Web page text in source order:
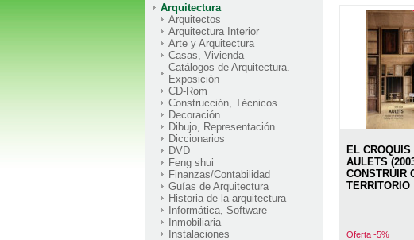
Arquitectura
Arquitectos
Arquitectura Interior
Arte y Arquitectura
Casas, Vivienda
Catálogos de Arquitectura.
Exposición
CD-Rom
Construcción, Técnicos
Decoración
Dibujo, Representación
Diccionarios
DVD
Feng shui
Finanzas/Contabilidad
Guías de Arquitectura
Historia de la arquitectura
Informática, Software
Inmobiliaria
Instalaciones
EL CROQUIS
AULETS
CONSTRUIR
TERRITORIO
Oferta -5%